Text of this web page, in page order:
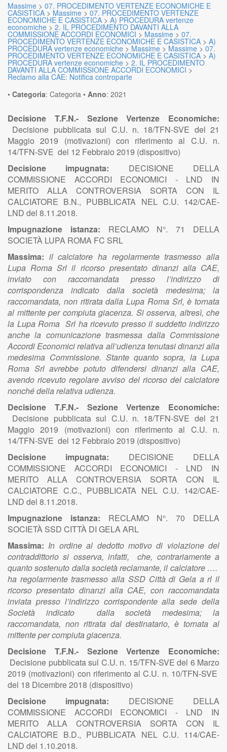
Massime > 07. PROCEDIMENTO VERTENZE ECONOMICHE E
CASISTICA > Massime > 07. PROCEDIMENTO VERTENZE
ECONOMICHE E CASISTICA > A) PROCEDURA vertenze
economiche > 2. IL PROCEDIMENTO DAVANTI ALLA
COMMISSIONE ACCORDI ECONOMICI > Massime > 07.
PROCEDIMENTO VERTENZE ECONOMICHE E CASISTICA > A)
PROCEDURA vertenze economiche > Massime > Massime > 07.
PROCEDIMENTO VERTENZE ECONOMICHE E CASISTICA > A)
PROCEDURA vertenze economiche > 2. IL PROCEDIMENTO
DAVANTI ALLA COMMISSIONE ACCORDI ECONOMICI >
Reclamo alla CAE: Notifica controparte
• Categoria: Categoria • Anno: 2021
Decisione T.F.N.- Sezione Vertenze Economiche:
Decisione pubblicata sul C.U. n. 18/TFN-SVE del 21
Maggio 2019 (motivazioni) con riferimento al C.U. n.
14/TFN-SVE del 12 Febbraio 2019 (dispositivo)
Decisione impugnata: DECISIONE DELLA
COMMISSIONE ACCORDI ECONOMICI - LND IN
MERITO ALLA CONTROVERSIA SORTA CON IL
CALCIATORE B.N., PUBBLICATA NEL C.U. 142/CAE-
LND del 8.11.2018.
Impugnazione istanza: RECLAMO N°. 71 DELLA
SOCIETÀ LUPA ROMA FC SRL
Massima: il calciatore ha regolarmente trasmesso alla
Lupa Roma Srl il ricorso presentato dinanzi alla CAE,
inviato con raccomandata presso l’indirizzo di
corrispondenza indicato dalla società medesima; la
raccomandata, non ritirata dalla Lupa Roma Srl, è tornata
al mittente per compiuta giacenza. Si osserva, altresì, che
la Lupa Roma Srl ha ricevuto presso il suddetto indirizzo
anche la comunicazione trasmessa dalla Commissione
Accordi Economici relativa all’udienza tenutasi dinanzi alla
medesima Commissione. Stante quanto sopra, la Lupa
Roma Srl avrebbe potuto difendersi dinanzi alla CAE,
avendo ricevuto regolare avviso del ricorso del calciatore
nonché della relativa udienza.
Decisione T.F.N.- Sezione Vertenze Economiche:
Decisione pubblicata sul C.U. n. 18/TFN-SVE del 21
Maggio 2019 (motivazioni) con riferimento al C.U. n.
14/TFN-SVE del 12 Febbraio 2019 (dispositivo)
Decisione impugnata: DECISIONE DELLA
COMMISSIONE ACCORDI ECONOMICI - LND IN
MERITO ALLA CONTROVERSIA SORTA CON IL
CALCIATORE C.C., PUBBLICATA NEL C.U. 142/CAE-
LND del 8.11.2018.
Impugnazione istanza: RECLAMO N°. 70 DELLA
SOCIETÀ SSD CITTÀ DI GELA ARL
Massima: In ordine al dedotto motivo di violazione del
contraddittorio si osserva, infatti, che, contrariamente a
quanto sostenuto dalla società reclamante, il calciatore ….
ha regolarmente trasmesso alla SSD Città di Gela a rl il
ricorso presentato dinanzi alla CAE, con raccomandata
inviata presso l’indirizzo corrispondente alla sede della
Società indicato dalla società medesima; la
raccomandata, non ritirata dal destinatario, è tornata al
mittente per compiuta giacenza.
Decisione T.F.N.- Sezione Vertenze Economiche:
Decisione pubblicata sul C.U. n. 15/TFN-SVE del 6 Marzo
2019 (motivazioni) con riferimento al C.U. n. 10/TFN-SVE
del 18 Dicembre 2018 (dispositivo)
Decisione impugnata: DECISIONE DELLA
COMMISSIONE ACCORDI ECONOMICI - LND IN
MERITO ALLA CONTROVERSIA SORTA CON IL
CALCIATORE B.D., PUBBLICATA NEL C.U. 114/CAE-
LND del 1.10.2018.